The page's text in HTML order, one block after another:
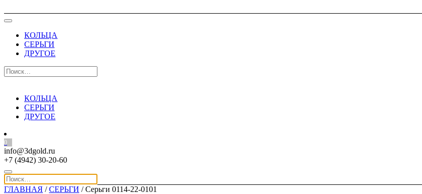
КОЛЬЦА
СЕРЬГИ
ДРУГОЕ
КОЛЬЦА
СЕРЬГИ
ДРУГОЕ
0
info@3dgold.ru
+7 (4942) 30-20-60
ГЛАВНАЯ /СЕРЬГИ / Серьги 0114-22-0101